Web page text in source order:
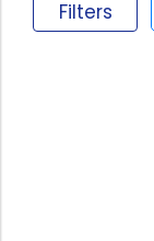
Filters